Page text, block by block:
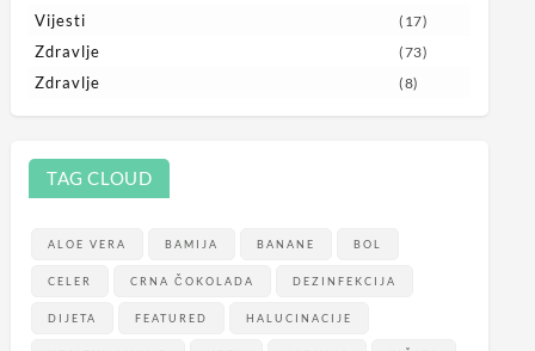
Vijesti (17)
Zdravlje (73)
Zdravlje (8)
TAG CLOUD
ALOE VERA BAMIJA BANANE BOL
CELER CRNA ČOKOLADA DEZINFEKCIJA
DIJETA FEATURED HALUCINACIJE